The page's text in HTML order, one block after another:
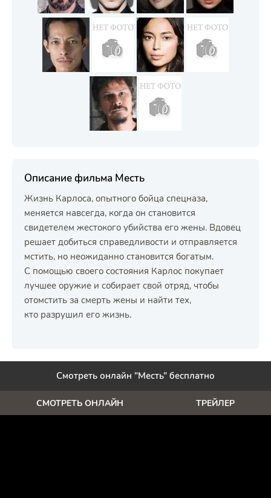
Описание фильма Месть
Жизнь Карлоса, опытного бойца спецназа,
меняется навсегда, когда он становится
свидетелем жестокого убийства его жены. Вдовец
решает добиться справедливости и отправляется
мстить, но неожиданно становится богатым.
С помощью своего состояния Карлос покупает
лучшее оружие и собирает свой отряд, чтобы
отомстить за смерть жены и найти тех,
кто разрушил его жизнь.
Смотреть онлайн "Месть" бесплатно
СМОТРЕТЬ ОНЛАЙН ТРЕЙЛЕР